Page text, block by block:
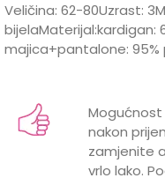
Veličina: 62-80Uzrast:
bijelaMaterijal:kardigan:
majica+pantalone: 95%
Kategorija
BOJA
Email
Mogućnost
nakon
zamjenite
vrlo lako.